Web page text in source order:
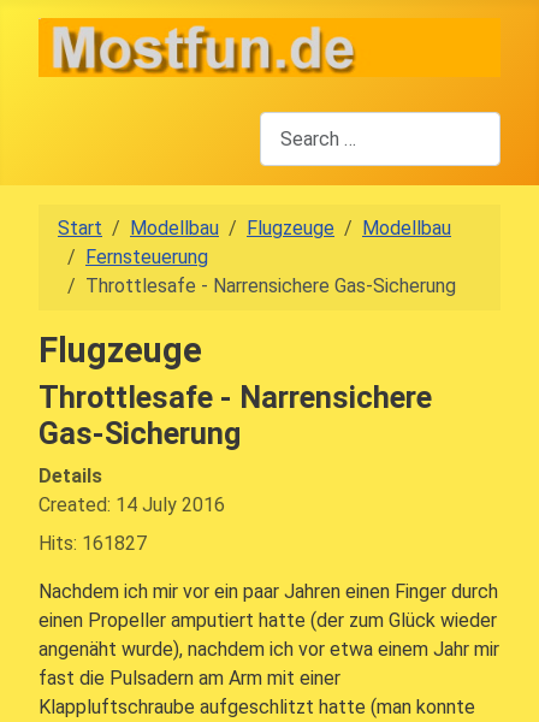
Start Modellbau Flugzeuge
Modellbau
Fernsteuerung
Throttlesafe - Narrensichere Gas-Sicherung
Flugzeuge
Throttlesafe - Narrensichere
Gas-Sicherung
Details
Created: 14 July 2016
Hits: 161827
Nachdem ich mir vor ein paar Jahren einen Finger durch
einen Propeller amputiert hatte (der zum Glück wieder
angenäht wurde), nachdem ich vor etwa einem Jahr mir
fast die Pulsadern am Arm mit einer
Klappluftschraube aufgeschlitzt hatte (man konnte